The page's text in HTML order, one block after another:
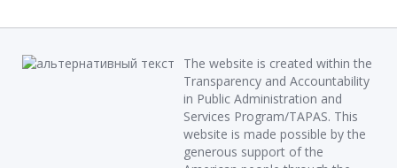
The website is created within the
Transparency and Accountability
in Public Administration and
Services Program/TAPAS. This
website is made possible by the
generous support of the